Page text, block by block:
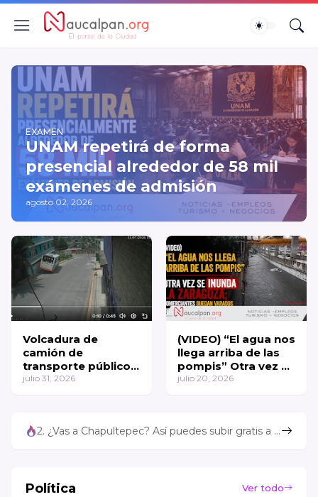
EXAMEN
UNAM repetirá de forma
presencial alrededor de 58 mil
exámenes de admisión
agosto 02, 2026
Volcadura de
camión de
transporte público
en Colinas de San
julio 31, 2026
(VIDEO) “El agua nos
llega arriba de las
pompis” Otra vez se
inunda la Zaragoza;
julio 20, 2026
2. ¿Vas a Chapultepec? Así puedes subir gratis a la rueda de la fortuna de Aztlán 🎡
Política Ver todo